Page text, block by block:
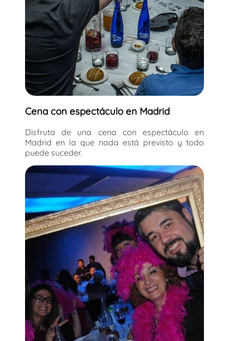
Cena con espectáculo en Madrid
Disfruta de una cena con espectáculo en
Madrid en la que nada está previsto y todo
puede suceder.